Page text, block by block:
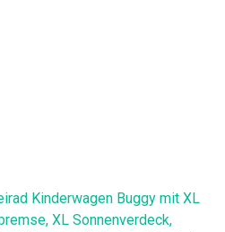
Kinderwagen Buggy mit XL
XL Sonnenverdeck,